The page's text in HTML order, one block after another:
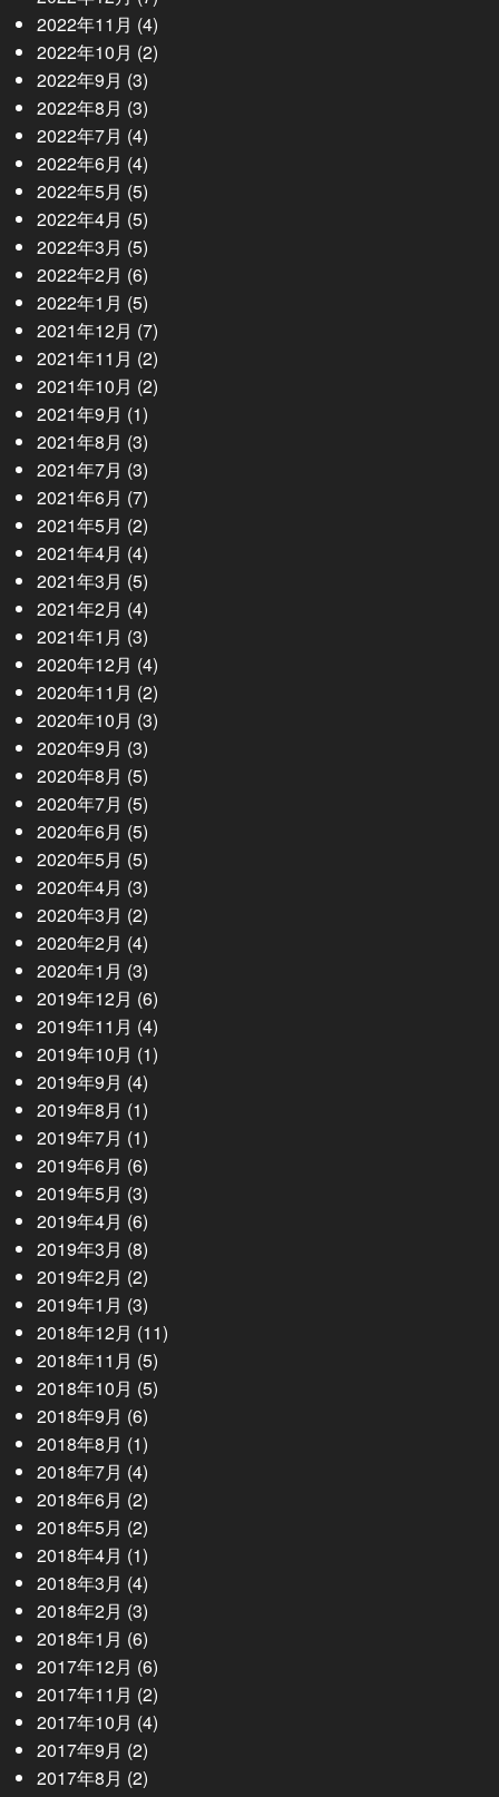
2022年11月 (4)
2022年10月 (2)
2022年9月 (3)
2022年8月 (3)
2022年7月 (4)
2022年6月 (4)
2022年5月 (5)
2022年4月 (5)
2022年3月 (5)
2022年2月 (6)
2022年1月 (5)
2021年12月 (7)
2021年11月 (2)
2021年10月 (2)
2021年9月 (1)
2021年8月 (3)
2021年7月 (3)
2021年6月 (7)
2021年5月 (2)
2021年4月 (4)
2021年3月 (5)
2021年2月 (4)
2021年1月 (3)
2020年12月 (4)
2020年11月 (2)
2020年10月 (3)
2020年9月 (3)
2020年8月 (5)
2020年7月 (5)
2020年6月 (5)
2020年5月 (5)
2020年4月 (3)
2020年3月 (2)
2020年2月 (4)
2020年1月 (3)
2019年12月 (6)
2019年11月 (4)
2019年10月 (1)
2019年9月 (4)
2019年8月 (1)
2019年7月 (1)
2019年6月 (6)
2019年5月 (3)
2019年4月 (6)
2019年3月 (8)
2019年2月 (2)
2019年1月 (3)
2018年12月 (11)
2018年11月 (5)
2018年10月 (5)
2018年9月 (6)
2018年8月 (1)
2018年7月 (4)
2018年6月 (2)
2018年5月 (2)
2018年4月 (1)
2018年3月 (4)
2018年2月 (3)
2018年1月 (6)
2017年12月 (6)
2017年11月 (2)
2017年10月 (4)
2017年9月 (2)
2017年8月 (2)